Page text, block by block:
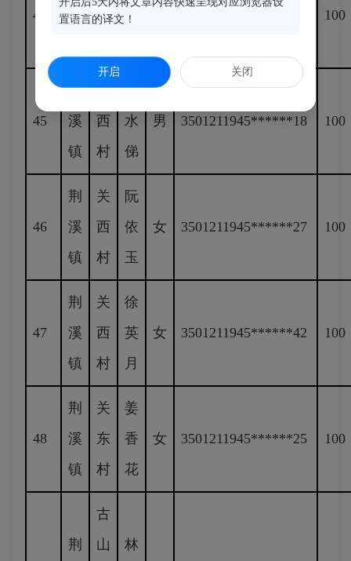
44
溪
西
茂
100
45
荆
溪
镇
关
西
村
阮
水
俤
男 3501211945******18 100
46
荆
溪
镇
关
西
村
阮
依
玉
女 3501211945******27 100
47
荆
溪
镇
关
西
村
徐
英
月
女 3501211945******42 100
48
荆
溪
镇
关
东
村
姜
香
花
女 3501211945******25 100
荆
古
山
林
置语言的译文！
开启 关闭